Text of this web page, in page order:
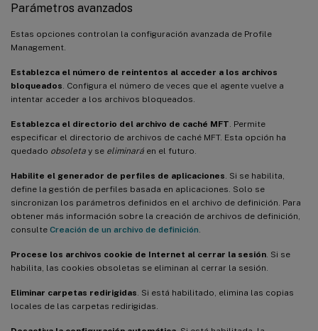
Parámetros avanzados
Estas opciones controlan la configuración avanzada de Profile
Management.
Establezca el número de reintentos al acceder a los archivos
bloqueados . Configura el número de veces que el agente vuelve a
intentar acceder a los archivos bloqueados.
Establezca el directorio del archivo de caché MFT . Permite
especificar el directorio de archivos de caché MFT. Esta opción ha
quedado obsoleta y se eliminará en el futuro.
Habilite el generador de perfiles de aplicaciones . Si se habilita,
define la gestión de perfiles basada en aplicaciones. Solo se
sincronizan los parámetros definidos en el archivo de definición. Para
obtener más información sobre la creación de archivos de definición,
consulte Creación de un archivo de definición
Procese los archivos cookie de Internet al cerrar la sesión . Si se
habilita, las cookies obsoletas se eliminan al cerrar la sesión.
Eliminar carpetas redirigidas . Si está habilitado, elimina las copias
locales de las carpetas redirigidas.